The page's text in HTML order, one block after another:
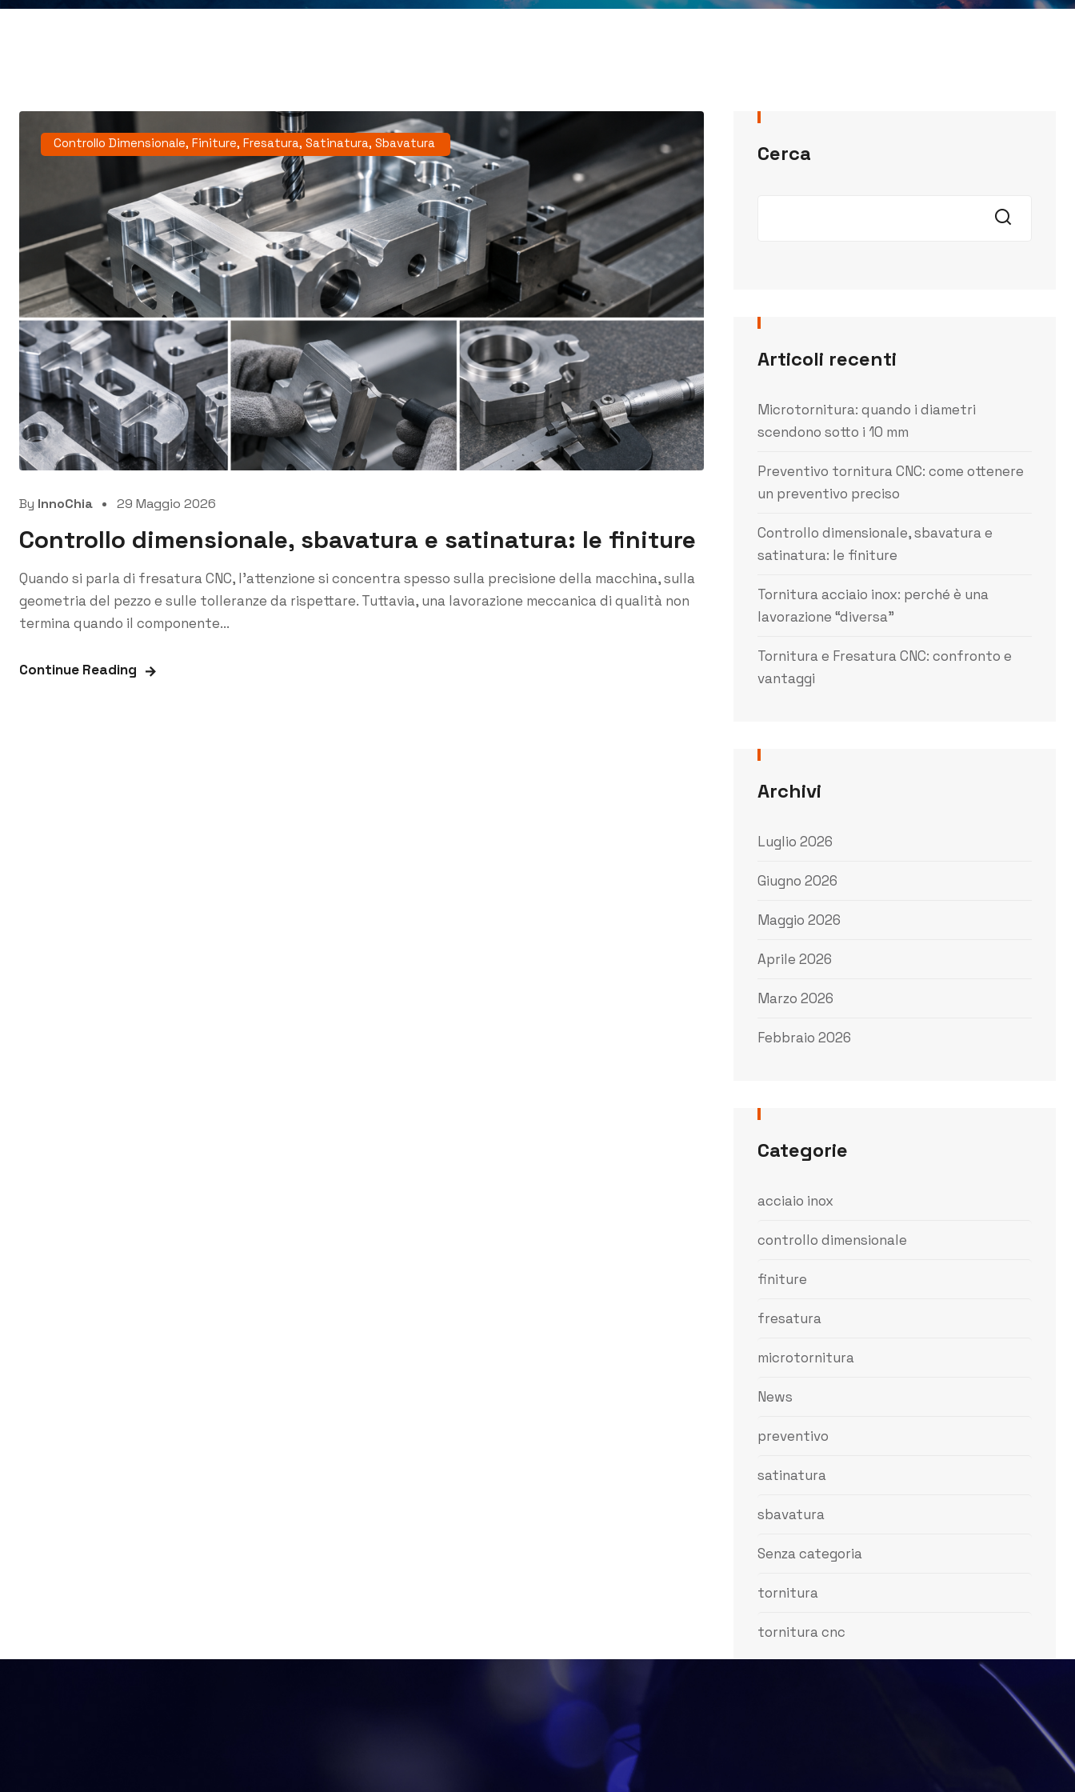
Controllo Dimensionale, Finiture, Fresatura, Satinatura, Sbavatura
By InnoChia 29 Maggio 2026
Controllo dimensionale, sbavatura e satinatura: le finiture
Quando si parla di fresatura CNC, l’attenzione si concentra spesso sulla precisione della macchina, sulla
geometria del pezzo e sulle tolleranze da rispettare. Tuttavia, una lavorazione meccanica di qualità non
termina quando il componente...
Continue Reading
Cerca
Articoli recenti
Microtornitura: quando i diametri
scendono sotto i 10 mm
Preventivo tornitura CNC: come ottenere
un preventivo preciso
Controllo dimensionale, sbavatura e
satinatura: le finiture
Tornitura acciaio inox: perché è una
lavorazione “diversa”
Tornitura e Fresatura CNC: confronto e
vantaggi
Archivi
Luglio 2026
Giugno 2026
Maggio 2026
Aprile 2026
Marzo 2026
Febbraio 2026
Categorie
acciaio inox
controllo dimensionale
finiture
fresatura
microtornitura
News
preventivo
satinatura
sbavatura
Senza categoria
tornitura
tornitura cnc